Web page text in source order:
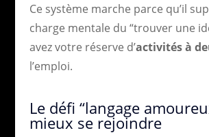
Ce système marche parce qu’il
charge mentale du “trouver une
avez votre réserve d’activités à
l’emploi.
Le défi “langage
mieux se rejoindre